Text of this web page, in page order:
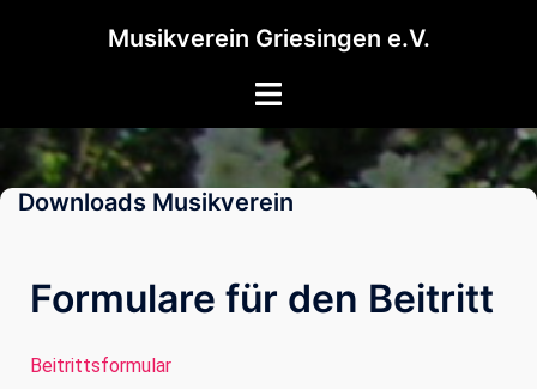
Musikverein Griesingen e.V.
Downloads Musikverein
Formulare für den Beitritt
Beitrittsformular